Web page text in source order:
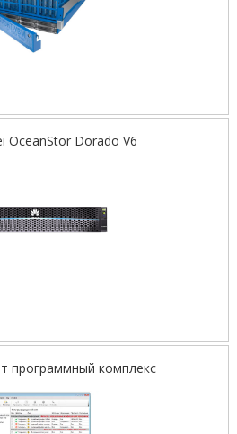
OceanStor Dorado V6
программный комплекс